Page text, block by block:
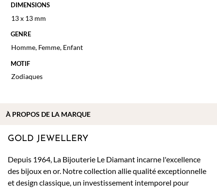
DIMENSIONS
13 x 13 mm
GENRE
Homme, Femme, Enfant
MOTIF
Zodiaques
GOLD JEWELLERY
Depuis 1964, La Bijouterie Le Diamant incarne l'excellence
des bijoux en or. Notre collection allie qualité exceptionnelle
et design classique, un investissement intemporel pour
À PROPOS DE LA MARQUE